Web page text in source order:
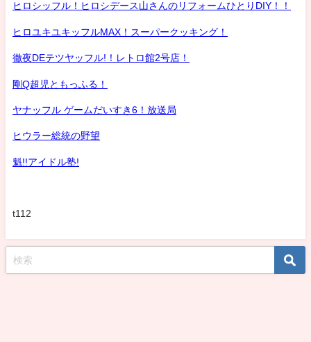
ヒロシッフル！ヒロシデース山さんのリフォームひとりDIY！！
ヒロユキユキッフルMAX！スーパークッキング！
徹夜DEテツヤッフル!！レトロ館2号店！
剛Q超児ともっふる！
ヤナッフル ゲームだいすき6！放送局
ヒウラー総統の野望
魁!!アイドル塾!
t112